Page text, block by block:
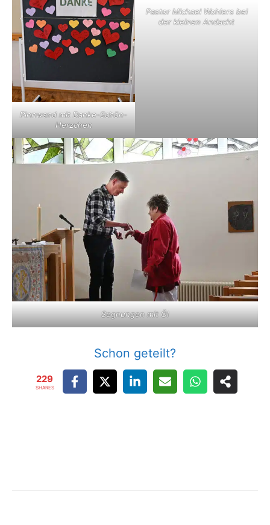
Pinnwand mit Danke-Schön-
Herzchen
Pastor Michael Wohlers bei
der kleinen Andacht
Segnungen mit Öl
Schon geteilt?
229
SHARES